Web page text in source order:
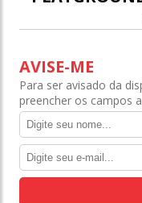
AVISE-ME
Para ser avisado da
preencher os campos